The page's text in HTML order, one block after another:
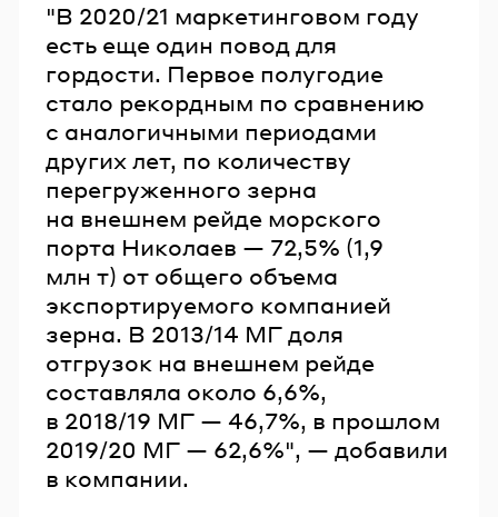
"В 2020/21 маркетинговом году
есть еще один повод для
гордости. Первое полугодие
стало рекордным по сравнению
с аналогичными периодами
других лет, по количеству
перегруженного зерна
на внешнем рейде морского
порта Николаев — 72,5% (1,9
млн т) от общего объема
экспортируемого компанией
зерна. В 2013/14 МГ доля
отгрузок на внешнем рейде
составляла около 6,6%,
в 2018/19 МГ — 46,7%, в прошлом
2019/20 МГ — 62,6%", — добавили
в компании.